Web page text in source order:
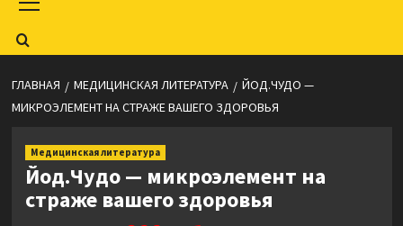
меню
ГЛАВНАЯ МЕДИЦИНСКАЯ ЛИТЕРАТУРА
ЙОД.ЧУДО —
МИКРОЭЛЕМЕНТ НА СТРАЖЕ ВАШЕГО ЗДОРОВЬЯ
Медицинская литература
Йод.Чудо — микроэлемент на
страже вашего здоровья